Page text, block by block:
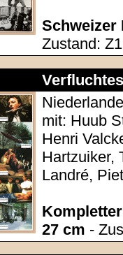
Schweizer
Zustand: Z1
mit: Huub
Henri
Hartzuiker,
Landré,
27 cm -